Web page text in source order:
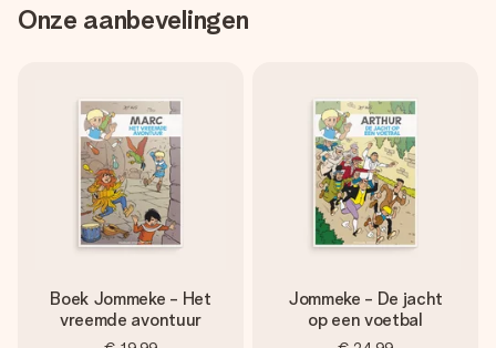
Onze aanbevelingen
Boek Jommeke - Het
vreemde avontuur
Jommeke - De jacht
op een voetbal